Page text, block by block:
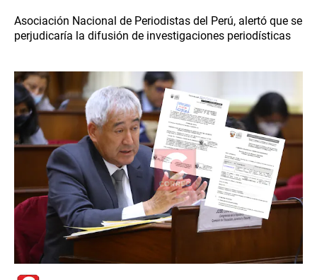
Asociación Nacional de Periodistas del Perú, alertó que se
perjudicaría la difusión de investigaciones periodísticas